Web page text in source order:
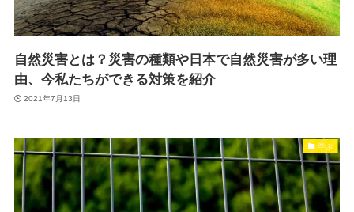
自然災害とは？災害の種類や日本で自然災害が多い理
由、今私たちができる対策を紹介
2021年7月13日
学ぶ